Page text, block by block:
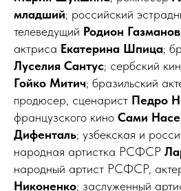
младший; российский
телеведущий Родион Газманов
актриса Екатерина Шпица;
Луселия Сантус; сербский
Гойко Митич; бразильский
продюсер, сценарист Педро
французского кино Сами
Дифенталь; узбекская и
народная артистка РСФСР
народный артист РСФСР,
Никоненко; заслуженный